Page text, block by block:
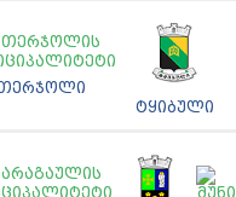
ᲢᲧᲘᲑᲣᲚᲘ